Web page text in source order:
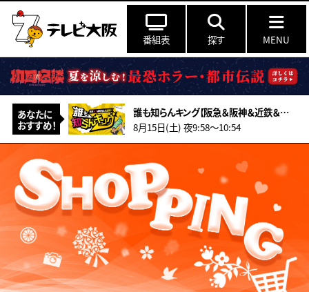
番組表 探す MENU
あなたに
おすすめ！
誰も知らんキング【阪急＆阪神＆近鉄＆南海＆メトロ…鉄道ミステリー2026夏】
8月15日(土) 夜9:58〜10:54